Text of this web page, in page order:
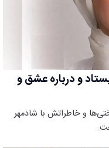
و درباره عشق و
و خاطراتش با شادمهر